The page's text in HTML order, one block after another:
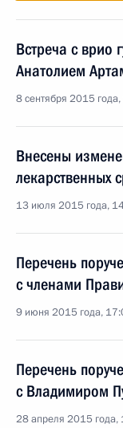
Встреча с врио
Анатолием
8 сентября 2015
Внесены
лекарственных
13 июля 2015 года,
Перечень
с членами
9 июня 2015 года,
Перечень
с Владимиром
28 апреля 2015 года,